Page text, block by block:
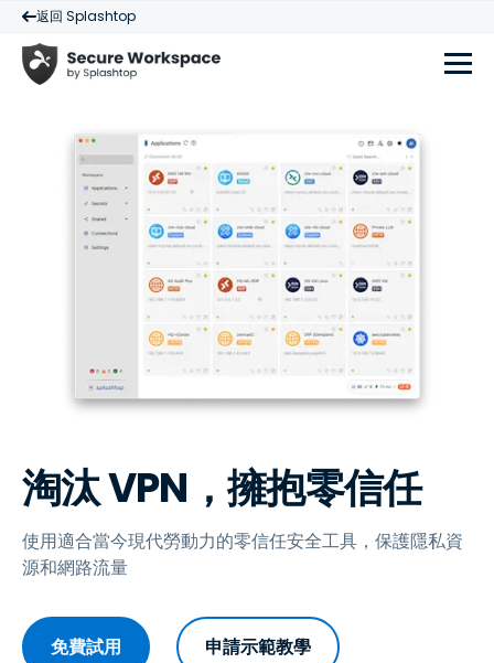
返回 Splashtop
淘汰 VPN，擁抱零信任
使用適合當今現代勞動力的零信任安全工具，保護隱私資
源和網路流量
免費試用 申請示範教學